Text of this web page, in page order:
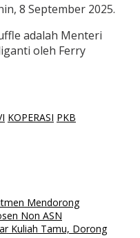
8 September 2025.
adalah Menteri
oleh Ferry
KOPERASI PKB
Mendorong
Non ASN
Kuliah Tamu, Dorong